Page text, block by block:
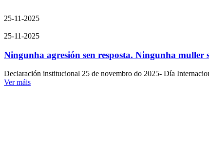
25-11-2025
25-11-2025
Ningunha agresión sen resposta. Ningunha muller
Declaración institucional 25 de novembro do 2025- Día
Ver máis